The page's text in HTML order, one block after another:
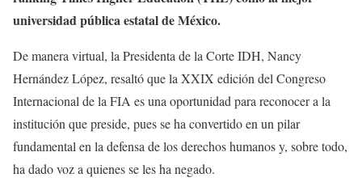
universidad pública estatal de México.
De manera virtual, la Presidenta de la Corte IDH, Nancy
Hernández López, resaltó que la XXIX edición del Congreso
Internacional de la FIA es una oportunidad para reconocer a la
institución que preside, pues se ha convertido en un pilar
fundamental en la defensa de los derechos humanos y, sobre todo,
ha dado voz a quienes se les ha negado.